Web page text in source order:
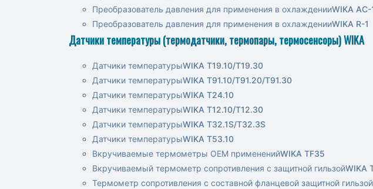
Преобразователь давления для применения в охлажденииWIKA AC-
Преобразователь давления для применения в охлажденииWIKA R-1
Датчики температуры (термодатчики, термопары, термосенсоры) WIKA
Датчики температурыWIKA T19.10/T19.30
Датчики температурыWIKA T91.10/T91.20/T91.30
Датчики температурыWIKA T24.10
Датчики температурыWIKA T12.10/T12.30
Датчики температурыWIKA T32.1S/T32.3S
Датчики температурыWIKA T53.10
Вкручиваемые термометры OEM примененийWIKA TF35
Вкручиваемый термометр сопротивления с защитной гильзойWIKA
Термометр сопротивления с составной фланцевой защитной гильзой